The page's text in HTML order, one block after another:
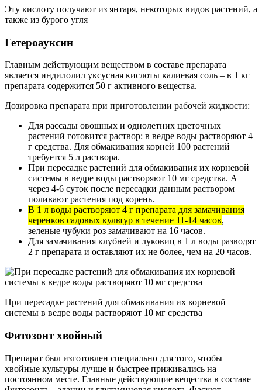
Эту кислоту получают из янтаря, некоторых видов растений, а
также из бурого угля
Гетероауксин
Главным действующим веществом в составе препарата
является индилолил уксусная кислоты калиевая соль – в 1 кг
препарата содержится 50 г активного вещества.
Дозировка препарата при приготовлении рабочей жидкости:
Для рассады овощных и однолетних цветочных
растений готовится раствор: в ведре воды растворяют 4
г средства. Для обмакивания корней 100 растений
требуется 5 л раствора.
При пересадке растений для обмакивания их корневой
системы в ведре воды растворяют 10 мг средства. А
через 4-6 суток после пересадки данным раствором
поливают растения под корень.
В 1 л воды растворяют 4 г препарата для замачивания
черенков садовых культур в течение 11-14 часов,
зеленые чубуки роз замачивают на 16 часов.
Для замачивания клубней и луковиц в 1 л воды разводят
2 г препарата и оставляют их не более, чем на 20 часов.
При пересадке растений для обмакивания их корневой
системы в ведре воды растворяют 10 мг средства
Фитозонт хвойный
Препарат был изготовлен специально для того, чтобы
хвойные культуры лучше и быстрее приживались на
постоянном месте. Главные действующие вещества в составе